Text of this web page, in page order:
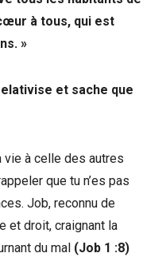
à tous, qui est
»
et sache que
vie à celle des autres
que tu n’es pas
Job, reconnu de
et droit, craignant la
du mal (Job 1 :8)